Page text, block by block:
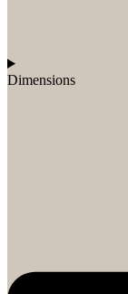
Dimensions